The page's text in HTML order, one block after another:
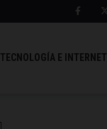
TECNOLOGÍA E INTERNET